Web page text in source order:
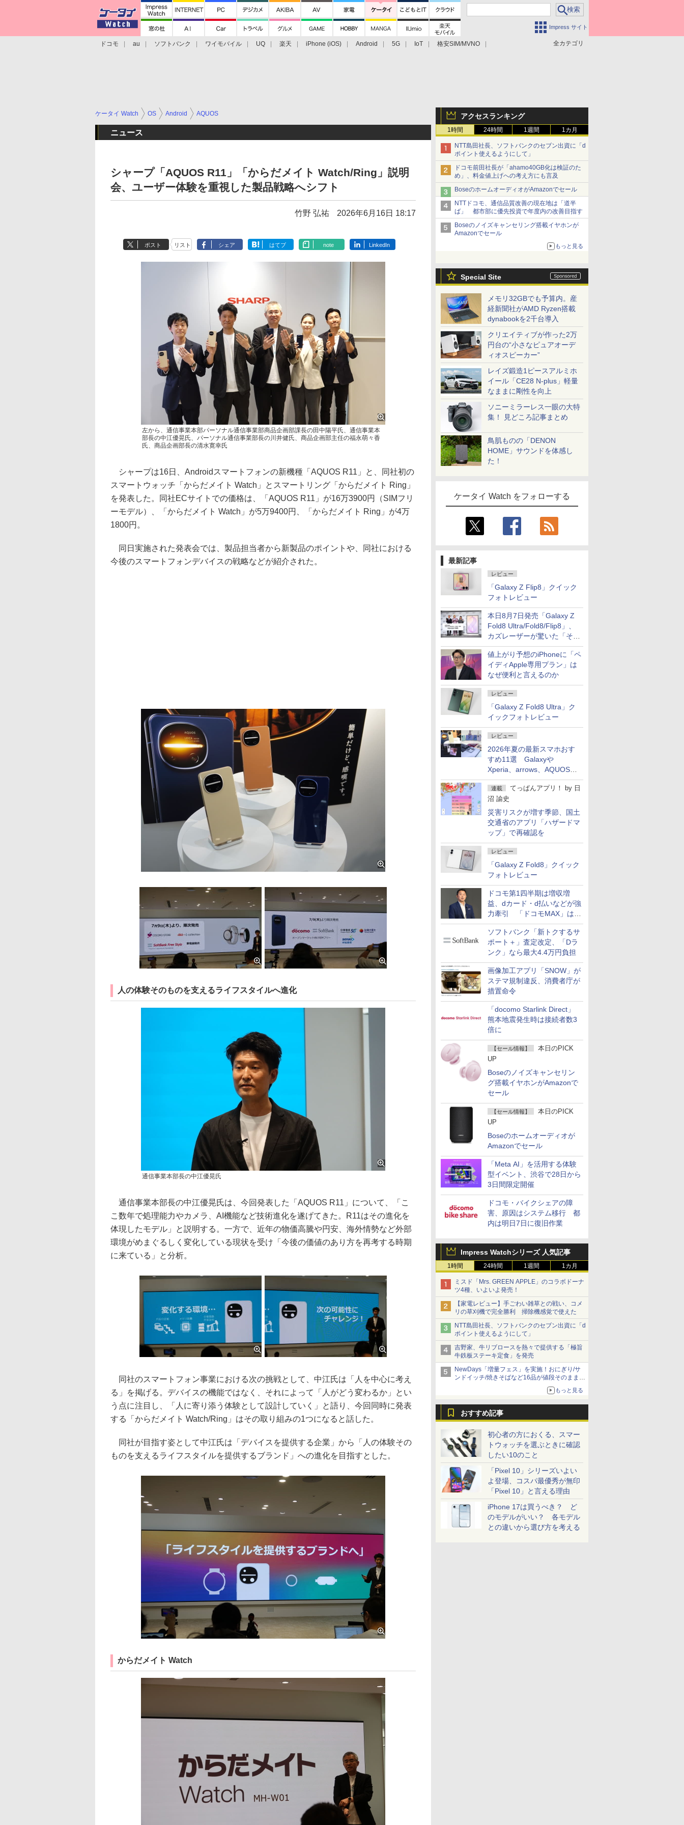
Impress サイト
全カテゴリ
ドコモ au ソフトバンク ワイモバイル UQ 楽天 iPhone (iOS) Android 5G IoT
格安SIM/MVNO
アクセスランキング
1時間 24時間 1週間 1カ月
NTT島田社長、ソフトバンクのセブン出資に「d
ポイント使えるようにして」
ドコモ前田社長が「ahamo40GB化は検証のた
め」、料金値上げへの考え方にも言及
BoseのホームオーディオがAmazonでセール
NTTドコモ、通信品質改善の現在地は「道半
ば」 都市部に優先投資で年度内の改善目指す
Boseのノイズキャンセリング搭載イヤホンが
Amazonでセール
もっと見る
Special Site
メモリ32GBでも予算内。産
経新聞社がAMD Ryzen搭載
dynabookを2千台導入
クリエイティブが作った2万
円台の“小さなピュアオーデ
ィオスピーカー”
レイズ鍛造1ピースアルミホ
イール「CE28 N-plus」軽量
なままに剛性を向上
ソニーミラーレス一眼の大特
集！ 見どころ記事まとめ
鳥肌ものの「DENON
HOME」サウンドを体感し
た！
ケータイ Watch をフォローする
最新記事
レビュー
「Galaxy Z Flip8」クイック
フォトレビュー
本日8月7日発売「Galaxy Z
Fold8 Ultra/Fold8/Flip8」、
カズレーザーが驚いた「そば
屋のメニュー並みの薄さ」
値上がり予想のiPhoneに「ペ
イディApple専用プラン」は
なぜ便利と言えるのか
レビュー
「Galaxy Z Fold8 Ultra」ク
イックフォトレビュー
レビュー
2026年夏の最新スマホおす
すめ11選 Galaxyや
Xperia、arrows、AQUOSな
ど注目機種の特徴は
連載 てっぱんアプリ！ by 日
沼 諭史
災害リスクが増す季節、国土
交通省のアプリ「ハザードマ
ップ」で再確認を
レビュー
「Galaxy Z Fold8」クイック
フォトレビュー
ドコモ第1四半期は増収増
益、dカード・d払いなどが強
力牽引 「ドコモMAX」は
400万契約突破
ソフトバンク「新トクするサ
ポート＋」査定改定、「Dラ
ンク」なら最大4.4万円負担
画像加工アプリ「SNOW」が
ステマ規制違反、消費者庁が
措置命令
「docomo Starlink Direct」
熊本地震発生時は接続者数3
倍に
【セール情報】
本日のPICK
UP
Boseのノイズキャンセリン
グ搭載イヤホンがAmazonで
セール
【セール情報】
本日のPICK
UP
Boseのホームオーディオが
Amazonでセール
「Meta AI」を活用する体験
型イベント、渋谷で28日から
3日間限定開催
ドコモ・バイクシェアの障
害、原因はシステム移行 都
内は明日7日に復旧作業
Impress Watchシリーズ 人気記事
1時間 24時間 1週間 1カ月
ミスド「Mrs. GREEN APPLE」のコラボドーナ
ツ4種、いよいよ発売！
【家電レビュー】手ごわい雑草との戦い、コメ
リの草刈機で完全勝利 掃除機感覚で使えた
NTT島田社長、ソフトバンクのセブン出資に「d
ポイント使えるようにして」
吉野家、牛リブロースを熱々で提供する「極旨
牛鉄板ステーキ定食」を発売
NewDays「増量フェス」を実施！おにぎり/サ
ンドイッチ/焼きそばなど16品が値段そのままで
もっと見る
おすすめ記事
初心者の方におくる、スマー
トウォッチを選ぶときに確認
したい10のこと
「Pixel 10」シリーズいよい
よ登場、コスパ最優秀が無印
「Pixel 10」と言える理由
iPhone 17は買うべき？ ど
のモデルがいい？ 各モデル
との違いから選び方を考える
ケータイ Watch OS Android AQUOS
ニュース
シャープ「AQUOS R11」「からだメイト Watch/Ring」説明
会、ユーザー体験を重視した製品戦略へシフト
竹野 弘祐 2026年6月16日 18:17
ポスト リスト シェア はてブ note LinkedIn
左から、通信事業本部パーソナル通信事業部商品企画部課長の田中陽平氏、通信事業本
部長の中江優晃氏、パーソナル通信事業部長の川井健氏、商品企画部主任の福永萌々香
氏、商品企画部長の清水寛幸氏
シャープは16日、Androidスマートフォンの新機種「AQUOS R11」と、同社初の
スマートウォッチ「からだメイト Watch」とスマートリング「からだメイト Ring」
を発表した。同社ECサイトでの価格は、「AQUOS R11」が16万3900円（SIMフリ
ーモデル）、「からだメイト Watch」が5万9400円、「からだメイト Ring」が4万
1800円。
同日実施された発表会では、製品担当者から新製品のポイントや、同社における
今後のスマートフォンデバイスの戦略などが紹介された。
人の体験そのものを支えるライフスタイルへ進化
通信事業本部長の中江優晃氏
通信事業本部長の中江優晃氏は、今回発表した「AQUOS R11」について、「こ
こ数年で処理能力やカメラ、AI機能など技術進化を遂げてきた。R11はその進化を
体現したモデル」と説明する。一方で、近年の物価高騰や円安、海外情勢など外部
環境がめまぐるしく変化している現状を受け「今後の価値のあり方を再考する時期
に来ている」と分析。
同社のスマートフォン事業における次の挑戦として、中江氏は「人を中心に考え
る」を掲げる。デバイスの機能ではなく、それによって「人がどう変わるか」とい
う点に注目し、「人に寄り添う体験として設計していく」と語り、今回同時に発表
する「からだメイト Watch/Ring」はその取り組みの1つになると話した。
同社が目指す姿として中江氏は「デバイスを提供する企業」から「人の体験その
ものを支えるライフスタイルを提供するブランド」への進化を目指すとした。
からだメイト Watch